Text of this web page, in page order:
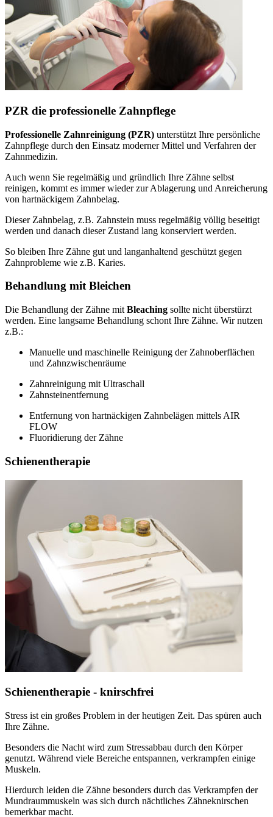
PZR die professionelle Zahnpflege
Professionelle Zahnreinigung (PZR) unterstützt Ihre persönliche
Zahnpflege durch den Einsatz moderner Mittel und Verfahren der
Zahnmedizin.
Auch wenn Sie regelmäßig und gründlich Ihre Zähne selbst
reinigen, kommt es immer wieder zur Ablagerung und Anreicherung
von hartnäckigem Zahnbelag.
Dieser Zahnbelag, z.B. Zahnstein muss regelmäßig völlig beseitigt
werden und danach dieser Zustand lang konserviert werden.
So bleiben Ihre Zähne gut und langanhaltend geschützt gegen
Zahnprobleme wie z.B. Karies.
Behandlung mit Bleichen
Die Behandlung der Zähne mit Bleaching sollte nicht überstürzt
werden. Eine langsame Behandlung schont Ihre Zähne. Wir nutzen
z.B.:
Manuelle und maschinelle Reinigung der Zahnoberflächen
und Zahnzwischenräume
Zahnreinigung mit Ultraschall
Zahnsteinentfernung
Entfernung von hartnäckigen Zahnbelägen mittels AIR
FLOW
Fluoridierung der Zähne
Schienentherapie
Schienentherapie - knirschfrei
Stress ist ein großes Problem in der heutigen Zeit. Das spüren auch
Ihre Zähne.
Besonders die Nacht wird zum Stressabbau durch den Körper
genutzt. Während viele Bereiche entspannen, verkrampfen einige
Muskeln.
Hierdurch leiden die Zähne besonders durch das Verkrampfen der
Mundraummuskeln was sich durch nächtliches Zähneknirschen
bemerkbar macht.